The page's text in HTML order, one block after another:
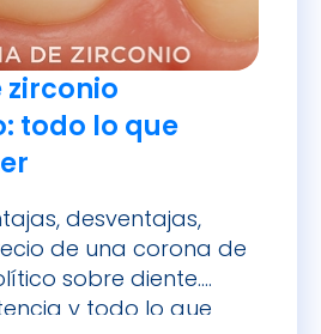
zirconio
todo lo que
desventajas,
de una corona de
sobre diente.
y todo lo que